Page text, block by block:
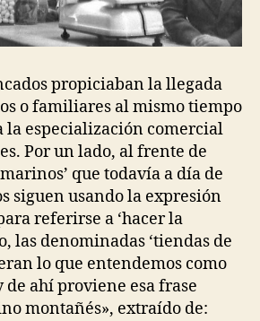
propiciaban la llegada
o familiares al mismo tiempo
la especialización comercial
Por un lado, al frente de
que todavía a día de
siguen usando la expresión
referirse a ‘hacer la
las denominadas ‘tiendas de
lo que entendemos como
de ahí proviene esa frase
montañés», extraído de: